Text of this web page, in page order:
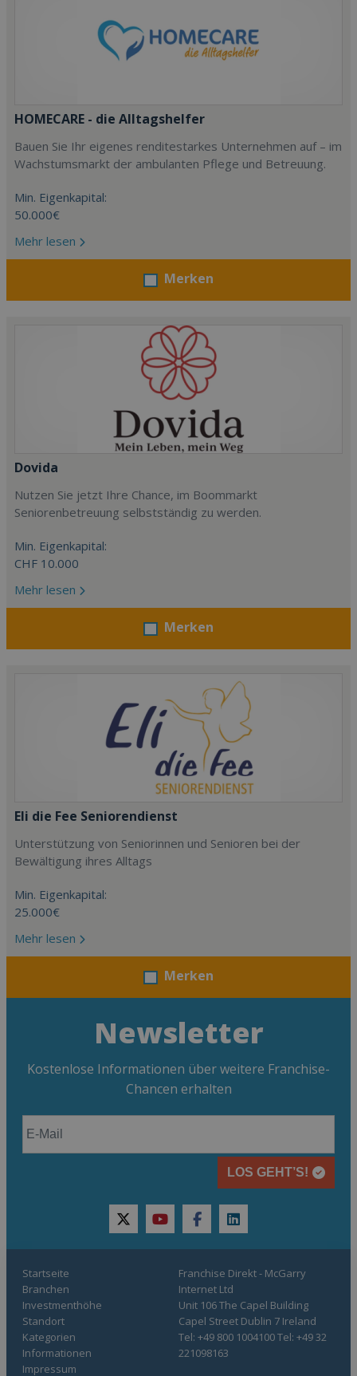
HOMECARE - die Alltagshelfer
Bauen Sie Ihr eigenes renditestarkes Unternehmen auf – im
Wachstumsmarkt der ambulanten Pflege und Betreuung.
Min. Eigenkapital:
50.000€
Mehr lesen
Merken
Dovida
Nutzen Sie jetzt Ihre Chance, im Boommarkt
Seniorenbetreuung selbstständig zu werden.
Min. Eigenkapital:
CHF 10.000
Mehr lesen
Merken
Eli die Fee Seniorendienst
Unterstützung von Seniorinnen und Senioren bei der
Bewältigung ihres Alltags
Min. Eigenkapital:
25.000€
Mehr lesen
Merken
Newsletter
Kostenlose Informationen über weitere Franchise-
Chancen erhalten
LOS GEHT’S!
twitteryoutubefacebooklinkedin
Startseite
Branchen
Investmenthöhe
Standort
Kategorien
Informationen
Impressum
Franchise Direkt - McGarry
Internet Ltd
Unit 106 The Capel Building
Capel Street Dublin 7 Ireland
Tel: +49 800 1004100 Tel: +49 32
221098163